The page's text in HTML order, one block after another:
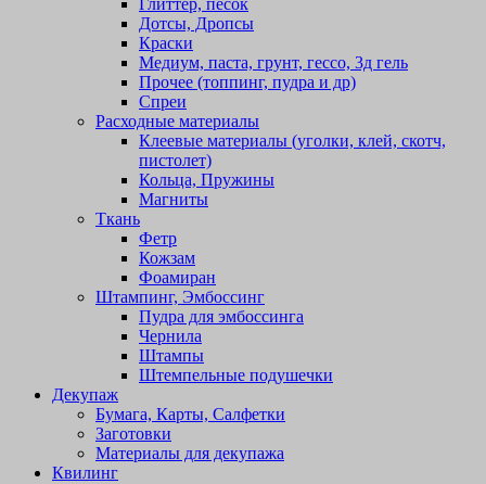
Глиттер, песок
Дотсы, Дропсы
Краски
Медиум, паста, грунт, гессо, 3д гель
Прочее (топпинг, пудра и др)
Спреи
Расходные материалы
Клеевые материалы (уголки, клей, скотч,
пистолет)
Кольца, Пружины
Магниты
Ткань
Фетр
Кожзам
Фоамиран
Штампинг, Эмбоссинг
Пудра для эмбоссинга
Чернила
Штампы
Штемпельные подушечки
Декупаж
Бумага, Карты, Салфетки
Заготовки
Материалы для декупажа
Квилинг